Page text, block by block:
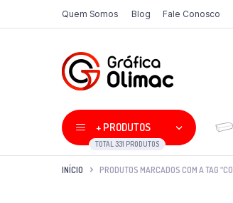
Quem Somos Blog Fale Conosco
+ PRODUTOS
TOTAL 331 PRODUTOS
INÍCIO PRODUTOS MARCADOS COM A TAG